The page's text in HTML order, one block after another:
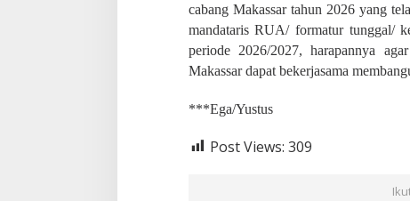
2
6
-
2
0
P
cabang Makassar tahun 2026 yang
mandataris RUA/ formatur tunggal/
periode 2026/2027, harapannya
Makassar dapat bekerjasama
***Ega/Yustus
Post Views: 309